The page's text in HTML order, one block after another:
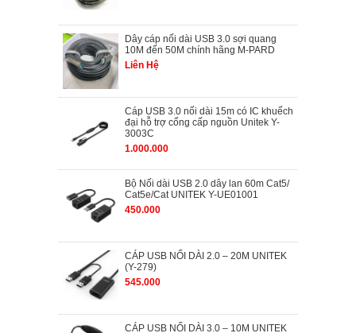
Dây cáp nối dài USB 3.0 sợi quang
10M đến 50M chính hãng M-PARD
Liên Hệ
Cáp USB 3.0 nối dài 15m có IC khuếch
đại hỗ trợ cổng cấp nguồn Unitek Y-
3003C
1.000.000
Bộ Nối dài USB 2.0 dây lan 60m Cat5/
Cat5e/Cat UNITEK Y-UE01001
450.000
CÁP USB NỐI DÀI 2.0 – 20M UNITEK
(Y-279)
545.000
CÁP USB NỐI DÀI 3.0 – 10M UNITEK